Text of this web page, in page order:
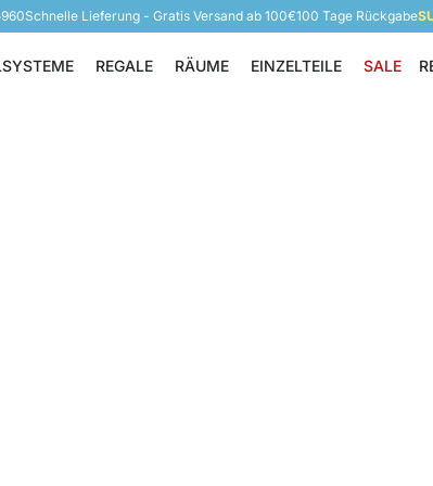
Schnelle Lieferung - Gratis Versand ab 100€100 Tage Rückgabe
Regalsysteme
REGALE
Regale
RÄUME
Räume
EINZELTEILE
Einzelteile
SALE